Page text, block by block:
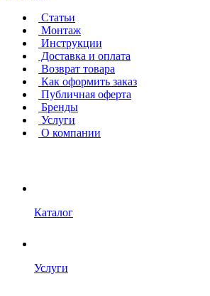
Статьи
Монтаж
Инструкции
Доставка и оплата
Возврат товара
Как оформить заказ
Публичная оферта
Бренды
Услуги
О компании
Каталог
Услуги